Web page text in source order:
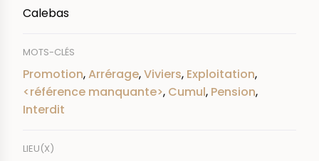
Calebas
MOTS-CLÉS
Promotion,Arrérage,Viviers, Exploitation,
<référence manquante>, Cumul, Pension,
Interdit
LIEU(X)